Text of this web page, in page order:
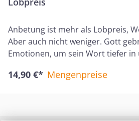
Anbetung ist mehr als Lobpreis,
Aber auch nicht weniger. Gott
Emotionen, um sein Wort tiefer in
Gottes Vision für das Singen in
großartige Erlösung und sollte
14,90 €* Mengenpreise